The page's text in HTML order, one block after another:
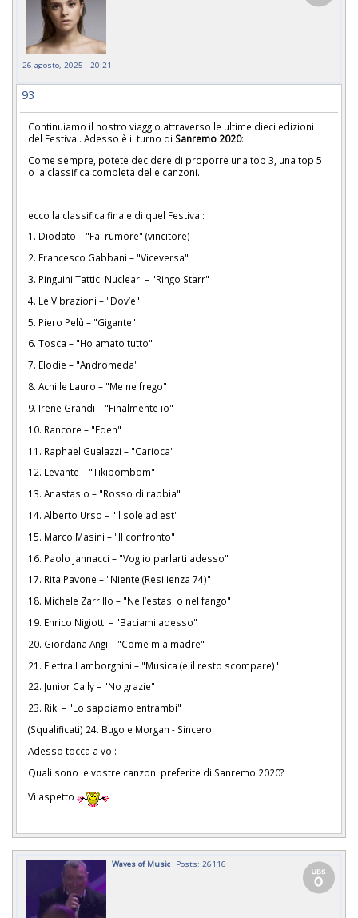
26 agosto, 2025 - 20:21
93
Continuiamo il nostro viaggio attraverso le ultime dieci edizioni
del Festival. Adesso è il turno di Sanremo 2020:
Come sempre, potete decidere di proporre una top 3, una top 5
o la classifica completa delle canzoni.
ecco la classifica finale di quel Festival:
1. Diodato – "Fai rumore" (vincitore)
2. Francesco Gabbani – "Viceversa"
3. Pinguini Tattici Nucleari – "Ringo Starr"
4. Le Vibrazioni – "Dov’è"
5. Piero Pelù – "Gigante"
6. Tosca – "Ho amato tutto"
7. Elodie – "Andromeda"
8. Achille Lauro – "Me ne frego"
9. Irene Grandi – "Finalmente io"
10. Rancore – "Eden"
11. Raphael Gualazzi – "Carioca"
12. Levante – "Tikibombom"
13. Anastasio – "Rosso di rabbia"
14. Alberto Urso – "Il sole ad est"
15. Marco Masini – "Il confronto"
16. Paolo Jannacci – "Voglio parlarti adesso"
17. Rita Pavone – "Niente (Resilienza 74)"
18. Michele Zarrillo – "Nell’estasi o nel fango"
19. Enrico Nigiotti – "Baciami adesso"
20. Giordana Angi – "Come mia madre"
21. Elettra Lamborghini – "Musica (e il resto scompare)"
22. Junior Cally – "No grazie"
23. Riki – "Lo sappiamo entrambi"
(Squalificati) 24. Bugo e Morgan - Sincero
Adesso tocca a voi:
Quali sono le vostre canzoni preferite di Sanremo 2020?
Vi aspetto
Waves of Music Posts: 26116